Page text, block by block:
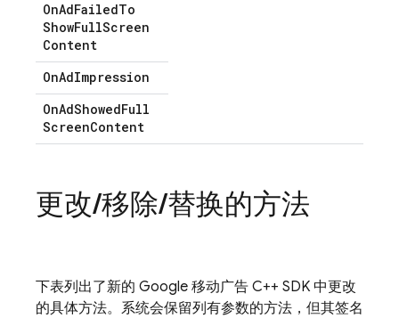
OnAdFailedTo
ShowFullScreen
Content
OnAdImpression
OnAdShowedFull
ScreenContent
更改/移除/替换的方法
下表列出了新的 Google 移动广告 C++ SDK 中更改
的具体方法。系统会保留列有参数的方法，但其签名